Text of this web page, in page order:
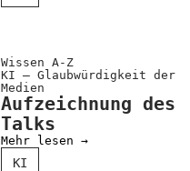
Wissen A-Z
KI – Glaub­würdig­keit der
Medien
Aufzeichnung des
Talks
Mehr lesen →
KI